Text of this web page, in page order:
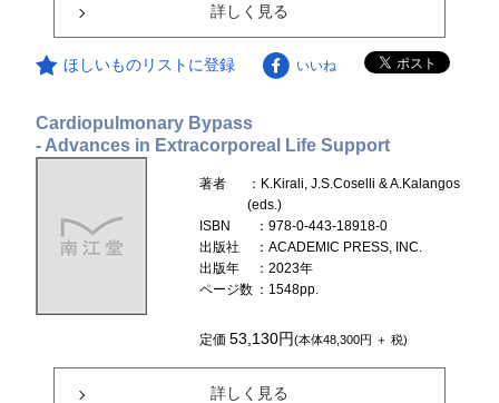
詳しく見る
ほしいものリストに登録 いいね
Cardiopulmonary Bypass
- Advances in Extracorporeal Life Support
著者
：K.Kirali, J.S.Coselli & A.Kalangos
(eds.)
ISBN
：978-0-443-18918-0
出版社
：ACADEMIC PRESS, INC.
出版年
：2023年
ページ数 ：1548pp.
定価53,130円(本体48,300円 ＋ 税)
詳しく見る